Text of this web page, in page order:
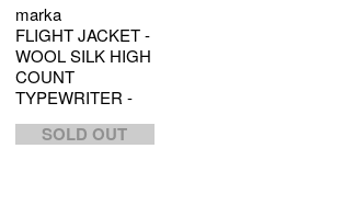
marka
FLIGHT JACKET -
WOOL SILK HIGH
COUNT
TYPEWRITER -
SOLD OUT